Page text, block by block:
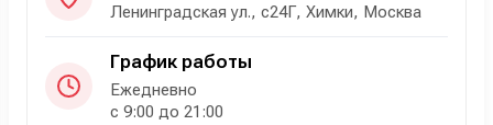
Ленинградская ул., с24Г, Химки, Москва
График работы
Ежедневно
с 9:00 до 21:00